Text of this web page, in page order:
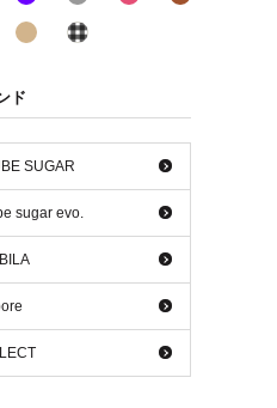
レンジ系ベージュ系
ド
SUGAR
sugar evo.